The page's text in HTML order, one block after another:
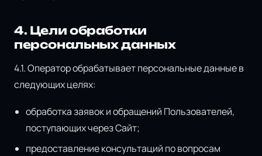
4. Цели обработки
персональных данных
4.1. Оператор обрабатывает персональные данные в
следующих целях:
обработка заявок и обращений Пользователей,
поступающих через Сайт;
предоставление консультаций по вопросам